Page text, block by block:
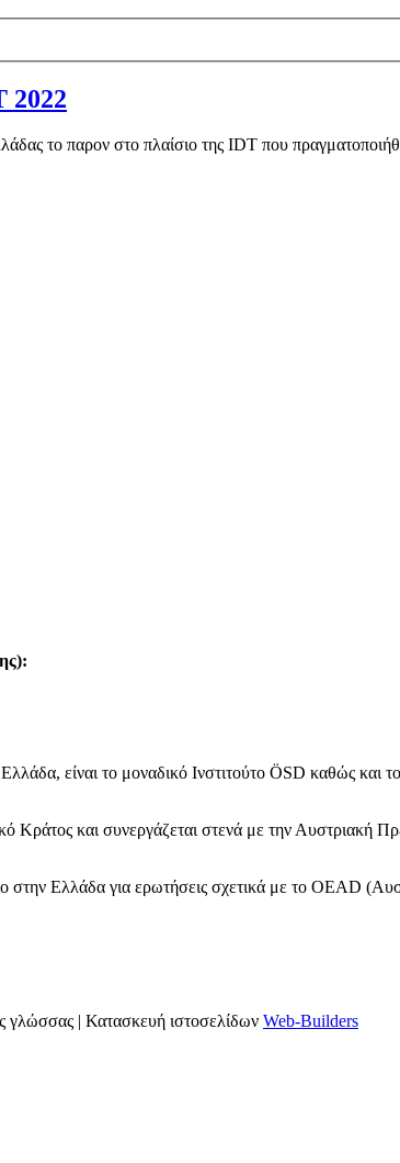
2022
το παρον στο πλαίσιο της IDT που
είναι το μοναδικό Ινστιτούτο ÖSD καθώς και
Κράτος και συνεργάζεται στενά με την Αυστριακή
στην Ελλάδα για ερωτήσεις σχετικά με το OΕAD
γλώσσας | Κατασκευή ιστοσελίδων Web-Builders